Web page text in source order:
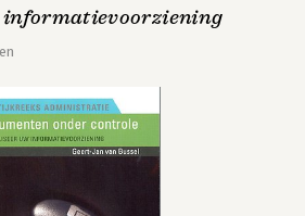
informatievoorziening